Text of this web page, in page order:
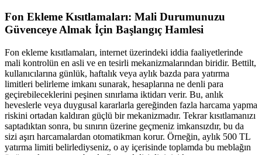
Fon Ekleme Kısıtlamaları: Mali Durumunuzu
Güvenceye Almak İçin Başlangıç Hamlesi
Fon ekleme kısıtlamaları, internet üzerindeki iddia faaliyetlerinde
mali kontrolün en asli ve en tesirli mekanizmalarından biridir. Bettilt,
kullanıcılarına günlük, haftalık veya aylık bazda para yatırma
limitleri belirleme imkanı sunarak, hesaplarına ne denli para
geçirebileceklerini peşinen sınırlama iktidarı verir. Bu, anlık
heveslerle veya duygusal kararlarla gereğinden fazla harcama yapma
riskini ortadan kaldıran güçlü bir mekanizmadır. Tekrar kısıtlamanızı
saptadıktan sonra, bu sınırın üzerine geçmeniz imkansızdır, bu da
sizi aşırı harcamalardan otomatikman korur. Örneğin, aylık 500 TL
yatırma limiti belirlediyseniz, o ay içerisinde toplamda bu meblağın